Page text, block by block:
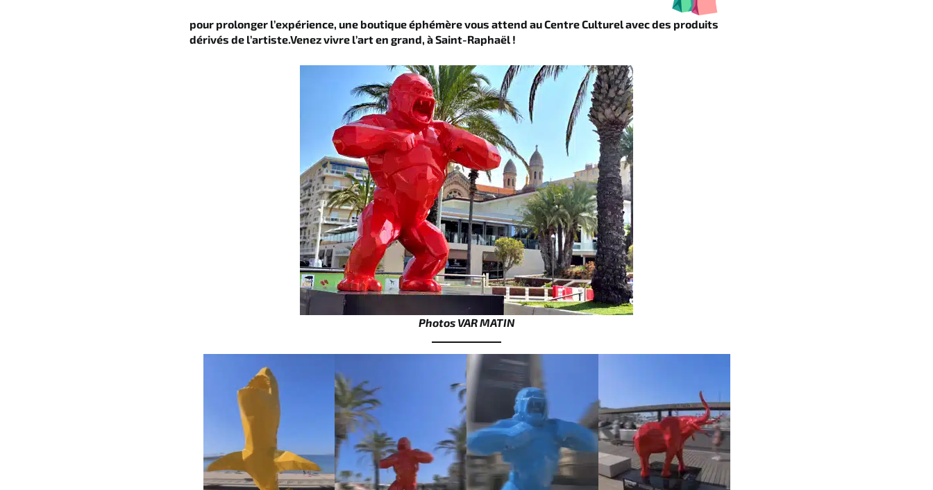
pour prolonger l’expérience, une boutique éphémère vous attend au Centre Culturel avec des produits
dérivés de l’artiste.Venez vivre l’art en grand, à Saint-Raphaël !
Photos VAR MATIN